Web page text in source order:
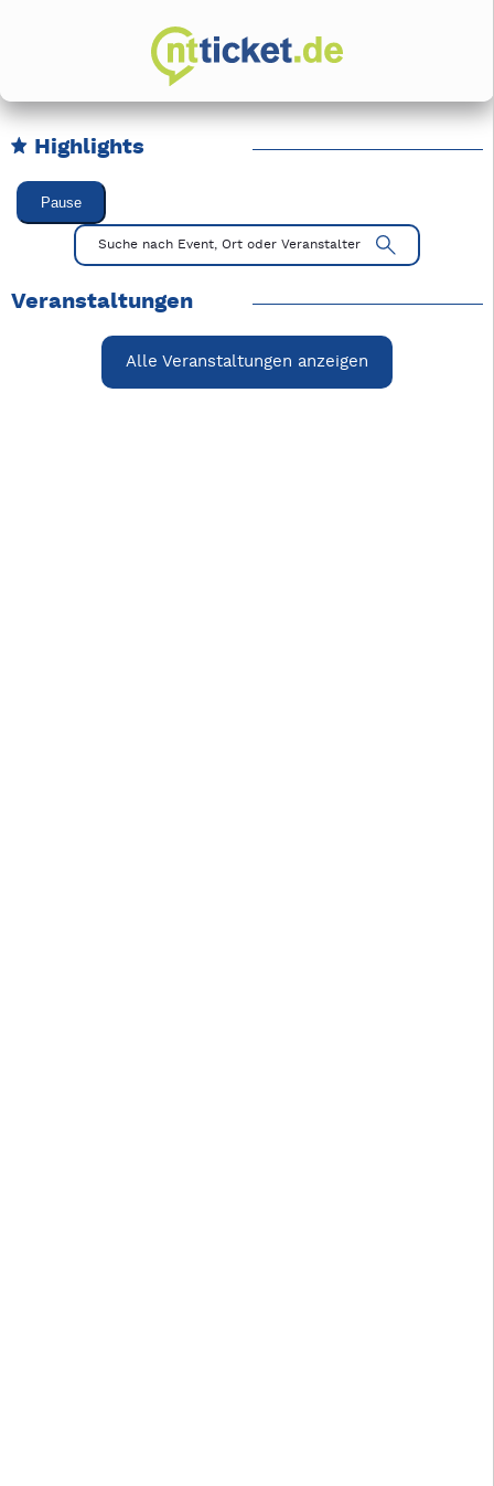
Highlights
Karussell Veranstaltungen überspringen
Pause
Mit Tab zu den Steuerelementen wechseln. Mit Pfeiltasten
Suche nach Event, Ort oder Veranstalter
Veranstaltungen
Alle Veranstaltungen anzeigen